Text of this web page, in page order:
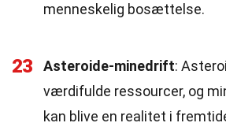
menneskelig bosættelse.
23 Asteroide-minedrift:
værdifulde ressourcer, og
kan blive en realitet i